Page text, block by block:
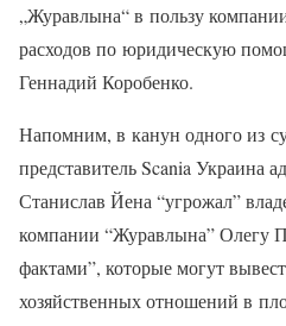
„Журавлына“ в пользу
расходов по юридическую
Геннадий Коробенко.
Напомним, в канун одного из
представитель Scania Украина
Станислав Йена “угрожал”
компании “Журавлына” Олегу
фактами”, которые могут
хозяйственных отношений в